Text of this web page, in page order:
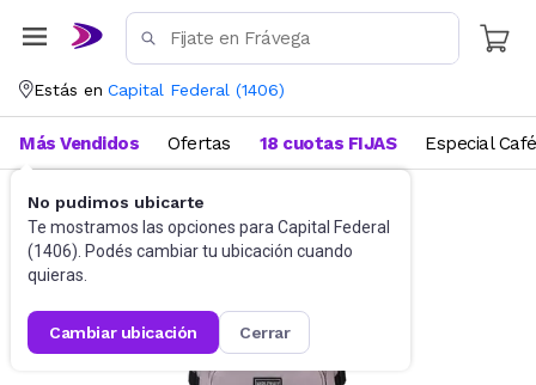
Estás en Capital Federal (1406)
No pudimos ubicarte
Te mostramos las opciones para Capital Federal
(1406). Podés cambiar tu ubicación cuando
quieras.
cambiar ubicación cerrar
Más Vendidos Ofertas 18 cuotas FIJAS Especial Café
Mochilas Mochilas urbanas